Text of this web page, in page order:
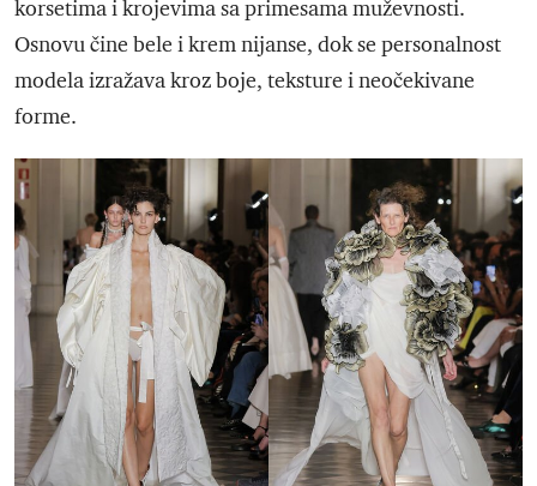
korsetima i krojevima sa primesama muževnosti.
Osnovu čine bele i krem nijanse, dok se personalnost
modela izražava kroz boje, teksture i neočekivane
forme.